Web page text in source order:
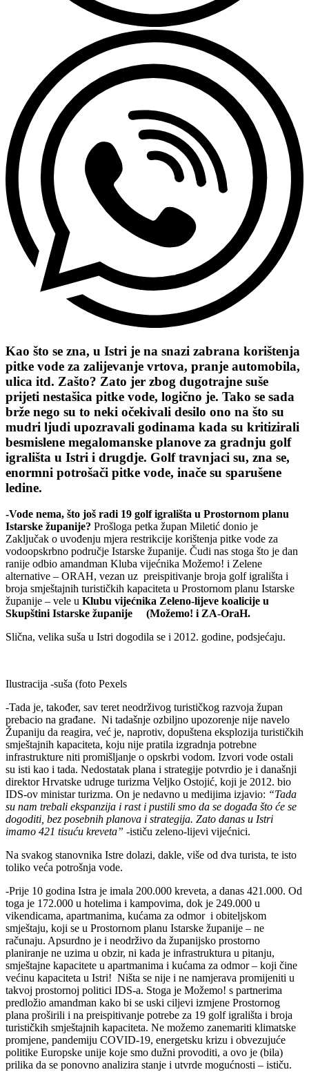
Kao što se zna, u Istri je na snazi zabrana korištenja
pitke vode za zalijevanje vrtova, pranje automobila,
ulica itd. Zašto? Zato jer zbog dugotrajne suše
prijeti nestašica pitke vode, logično je. Tako se sada
brže nego su to neki očekivali desilo ono na što su
mudri ljudi upozravali godinama kada su kritizirali
besmislene megalomanske planove za gradnju golf
igrališta u Istri i drugdje. Golf travnjaci su, zna se,
enormni potrošači pitke vode, inače su sparušene
ledine.
-Vode nema, što još radi 19 golf igrališta u Prostornom planu
Istarske županije? Prošloga petka župan Miletić donio je
Zaključak o uvođenju mjera restrikcije korištenja pitke vode za
vodoopskrbno područje Istarske županije. Čudi nas stoga što je dan
ranije odbio amandman Kluba vijećnika Možemo! i Zelene
alternative – ORAH, vezan uz preispitivanje broja golf igrališta i
broja smještajnih turističkih kapaciteta u Prostornom planu Istarske
županije – vele u Klubu vijećnika Zeleno-lijeve koalicije u
Skupštini Istarske županije (Možemo! i ZA-OraH.
Slična, velika suša u Istri dogodila se i 2012. godine, podsjećaju.
Ilustracija -suša (foto Pexels
-Tada je, također, sav teret neodrživog turističkog razvoja župan
prebacio na građane. Ni tadašnje ozbiljno upozorenje nije navelo
Županiju da reagira, već je, naprotiv, dopuštena eksplozija turističkih
smještajnih kapaciteta, koju nije pratila izgradnja potrebne
infrastrukture niti promišljanje o opskrbi vodom. Izvori vode ostali
su isti kao i tada. Nedostatak plana i strategije potvrdio je i današnji
direktor Hrvatske udruge turizma Veljko Ostojić, koji je 2012. bio
IDS-ov ministar turizma. On je nedavno u medijima izjavio: “Tada
su nam trebali ekspanzija i rast i pustili smo da se događa što će se
dogoditi, bez posebnih planova i strategija. Zato danas u Istri
imamo 421 tisuću kreveta” -ističu zeleno-lijevi vijećnici.
Na svakog stanovnika Istre dolazi, dakle, više od dva turista, te isto
toliko veća potrošnja vode.
-Prije 10 godina Istra je imala 200.000 kreveta, a danas 421.000. Od
toga je 172.000 u hotelima i kampovima, dok je 249.000 u
vikendicama, apartmanima, kućama za odmor i obiteljskom
smještaju, koji se u Prostornom planu Istarske županije – ne
računaju. Apsurdno je i neodrživo da županijsko prostorno
planiranje ne uzima u obzir, ni kada je infrastruktura u pitanju,
smještajne kapacitete u apartmanima i kućama za odmor – koji čine
većinu kapaciteta u Istri! Ništa se nije i ne namjerava promijeniti u
takvoj prostornoj politici IDS-a. Stoga je Možemo! s partnerima
predložio amandman kako bi se uski ciljevi izmjene Prostornog
plana proširili i na preispitivanje potrebe za 19 golf igrališta i broja
turističkih smještajnih kapaciteta. Ne možemo zanemariti klimatske
promjene, pandemiju COVID-19, energetsku krizu i obvezujuće
politike Europske unije koje smo dužni provoditi, a ovo je (bila)
prilika da se ponovno analizira stanje i utvrde mogućnosti – ističu.